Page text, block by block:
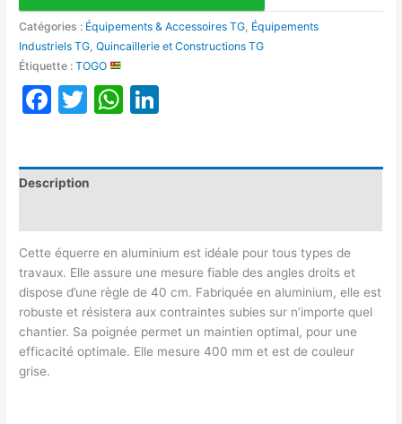
Catégories : Équipements & Accessoires TG Équipements
Industriels TG ,Quincaillerie et Constructions TG
Étiquette :TOGO
Facebook
TwitterWhatsApp
Description
Cette équerre en aluminium est idéale pour tous types de
travaux. Elle assure une mesure fiable des angles droits et
dispose d’une règle de 40 cm. Fabriquée en aluminium, elle est
robuste et résistera aux contraintes subies sur n’importe quel
chantier. Sa poignée permet un maintien optimal, pour une
efficacité optimale. Elle mesure 400 mm et est de couleur
grise.